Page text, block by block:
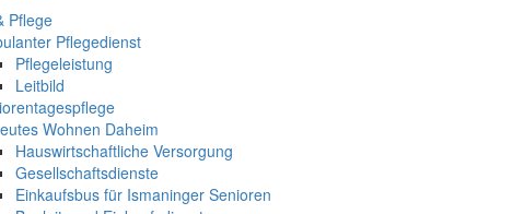
Pflege
Pflegedienst
Pflegeleistung
Leitbild
Wohnen Daheim
Hauswirtschaftliche Versorgung
Gesellschaftsdienste
Einkaufsbus für Ismaninger Senioren